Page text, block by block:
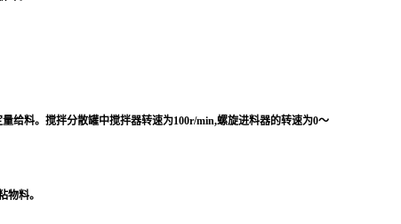
给料。搅拌分散罐中搅拌器转速为100r/min,螺旋进料器的转速为0～
料。